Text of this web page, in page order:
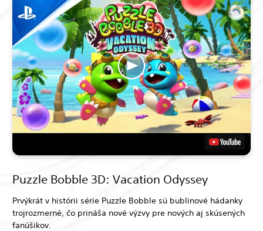
Puzzle Bobble 3D: Vacation Odyssey
Prvýkrát v histórii série Puzzle Bobble sú bublinové hádanky
trojrozmerné, čo prináša nové výzvy pre nových aj skúsených
fanúšikov.